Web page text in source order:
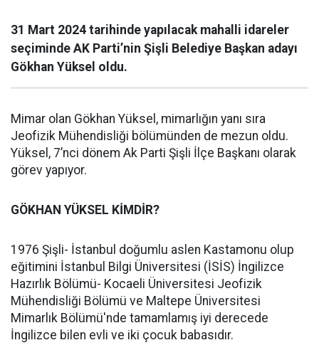
31 Mart 2024 tarihinde yapılacak mahalli idareler
seçiminde AK Parti’nin Şişli Belediye Başkan adayı
Gökhan Yüksel oldu.
Mimar olan Gökhan Yüksel, mimarlığın yanı sıra
Jeofizik Mühendisliği bölümünden de mezun oldu.
Yüksel, 7’nci dönem Ak Parti Şişli İlçe Başkanı olarak
görev yapıyor.
GÖKHAN YÜKSEL KİMDİR?
1976 Şişli- İstanbul doğumlu aslen Kastamonu olup
eğitimini İstanbul Bilgi Üniversitesi (İSİS) İngilizce
Hazırlık Bölümü- Kocaeli Üniversitesi Jeofizik
Mühendisliği Bölümü ve Maltepe Üniversitesi
Mimarlık Bölümü'nde tamamlamış iyi derecede
İngilizce bilen evli ve iki çocuk babasıdır.